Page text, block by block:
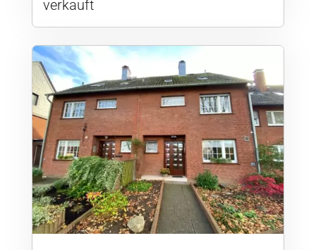
verkauft